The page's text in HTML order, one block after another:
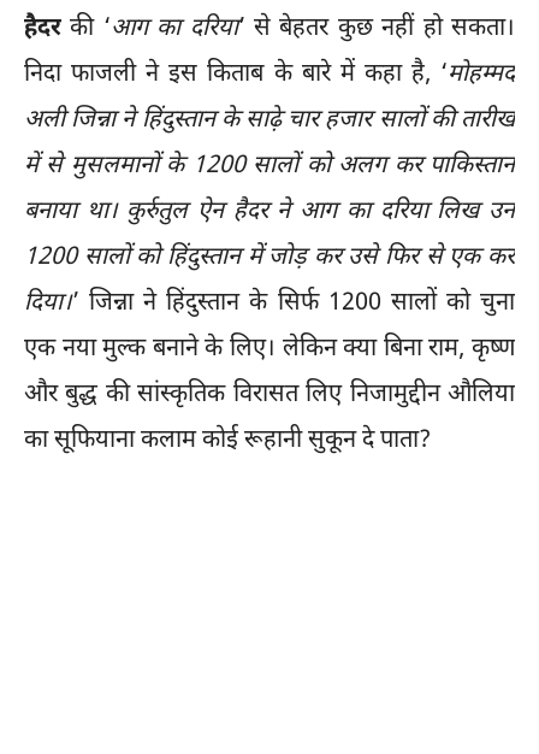
हैदर की ‘आग का दरिया’ से बेहतर कुछ नहीं हो सकता।
निदा फाजली ने इस किताब के बारे में कहा है, ‘मोहम्मद
अली जिन्ना ने हिंदुस्तान के साढ़े चार हजार सालों की तारीख
में से मुसलमानों के 1200 सालों को अलग कर पाकिस्तान
बनाया था। कुर्रुतुल ऐन हैदर ने आग का दरिया लिख उन
1200 सालों को हिंदुस्तान में जोड़ कर उसे फिर से एक कर
दिया।’ जिन्ना ने हिंदुस्तान के सिर्फ 1200 सालों को चुना
एक नया मुल्क बनाने के लिए। लेकिन क्या बिना राम, कृष्ण
और बुद्ध की सांस्कृतिक विरासत लिए निजामुद्दीन औलिया
का सूफियाना कलाम कोई रूहानी सुकून दे पाता?